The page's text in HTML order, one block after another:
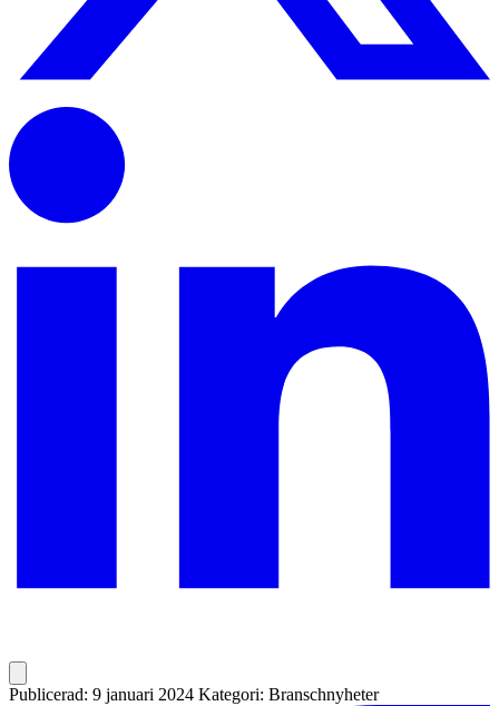
Publicerad: 9 januari 2024 Kategori: Branschnyheter